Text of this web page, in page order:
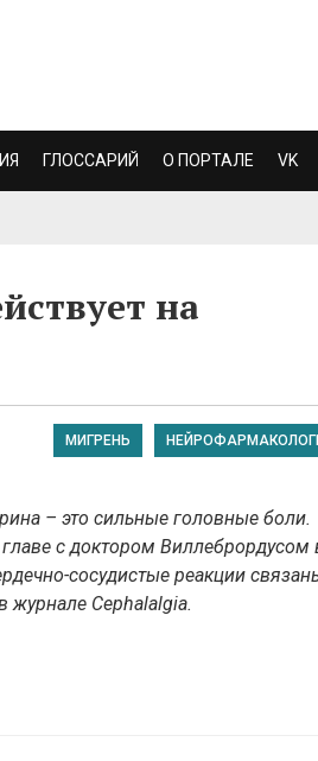
ГЛОССАРИЙ О ПОРТАЛЕ VK
на
МИГРЕНЬ
– это сильные головные боли.
с доктором Виллебрордусом
сосудистые реакции
журнале Cephalalgia.